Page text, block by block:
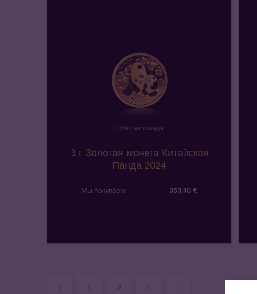
Нет на складе
3 г Золотая монета Китайская
Панда 2024
Мы покупаем 353,40 €
1 2 3